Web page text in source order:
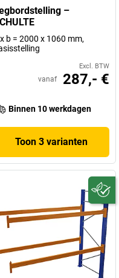
–
b = 2000 x 1060 mm,
Excl. BTW
vanaf 287,- €
Binnen 10 werkdagen
Toon 3 varianten